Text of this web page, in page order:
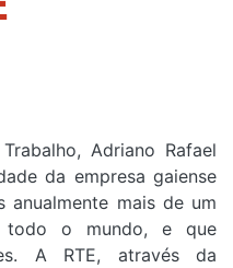
Adriano Rafael
da empresa gaiense
anualmente mais de um
todo o mundo, e que
A RTE, através da